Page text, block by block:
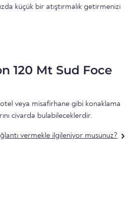
küçük bir atıştırmalık getirmenizi
120 Mt Sud Foce
otel veya misafirhane gibi konaklama
civarda bulabileceklerdir.
vermekle ilgileniyor musunuz?